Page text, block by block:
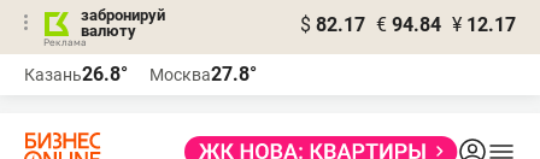
забронируй
валюту
$ 82.17 € 94.84 ¥ 12.17
Казань26.8° Москва27.8°